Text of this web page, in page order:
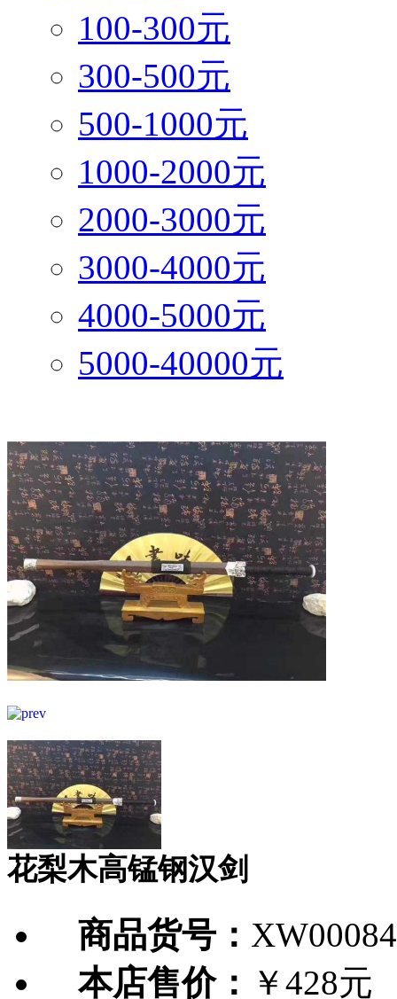
100-300元
300-500元
500-1000元
1000-2000元
2000-3000元
3000-4000元
4000-5000元
5000-40000元
花梨木高锰钢汉剑
商品货号：
本店售价： ￥428元